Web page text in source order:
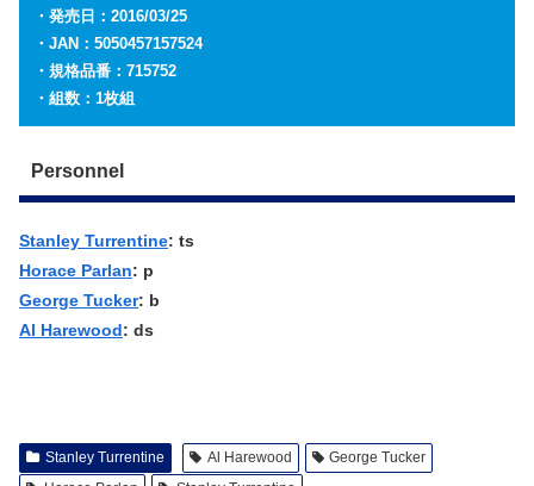
・発売日：2016/03/25
・JAN：5050457157524
・規格品番：715752
・組数：1枚組
Personnel
Stanley Turrentine: ts
Horace Parlan: p
George Tucker: b
Al Harewood: ds
Stanley Turrentine Al Harewood
George Tucker